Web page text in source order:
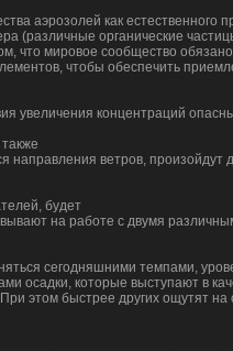
аэрозолей как естественного
(различные органические
что мировое сообщество
чтобы обеспечить
увеличения концентраций
направления ветров, произойдут
будет
на работе с двумя
сегодняшними темпами,
осадки, которые выступают в
этом быстрее других ощутят на